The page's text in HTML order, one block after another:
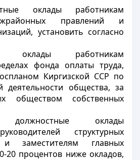
оклады работникам
правлений и
установить согласно
оклады работникам
фонда оплаты труда,
Киргизской ССР по
деятельности общества, за
обществом собственных
должностные оклады
структурных
и заместителям главных
20 процентов ниже окладов,